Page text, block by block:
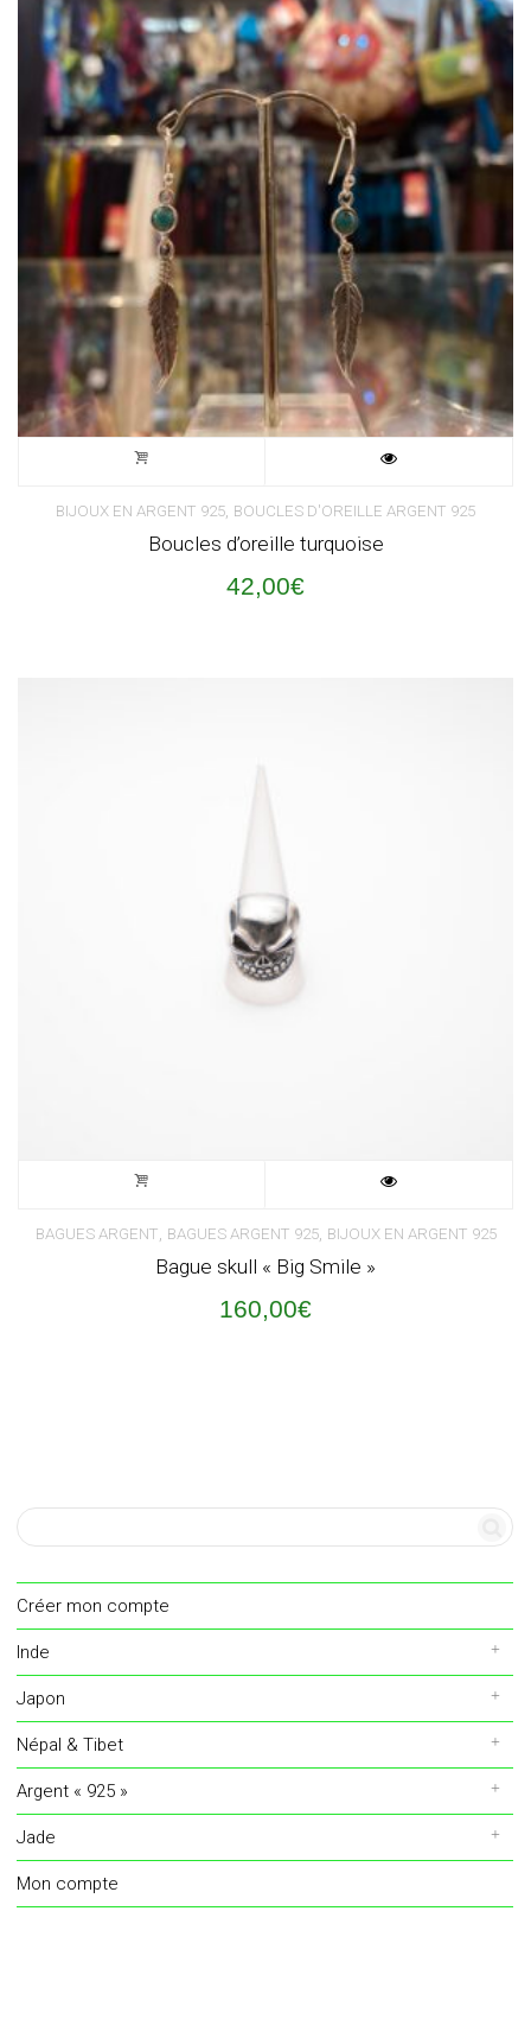
BIJOUX EN ARGENT 925, BOUCLES D'OREILLE ARGENT 925
Boucles d’oreille turquoise
42,00€
BAGUES ARGENT, BAGUES ARGENT 925, BIJOUX EN ARGENT 925
Bague skull « Big Smile »
160,00€
Créer mon compte
Inde
Japon
Népal & Tibet
Argent « 925 »
Jade
Mon compte